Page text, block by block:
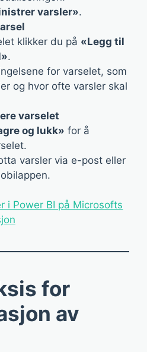
varsler».
klikker du på «Legg til
.
for varselet, som
og hvor ofte varsler skal
varselet
og lukk» for å
varsler via e-post eller
i Power BI på Microsofts
for
av